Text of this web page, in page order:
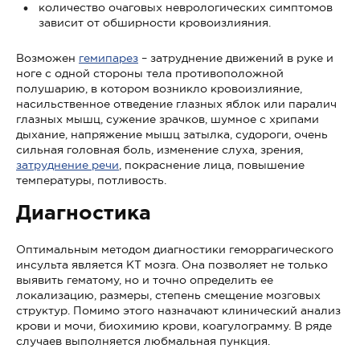
количество очаговых неврологических симптомов
зависит от обширности кровоизлияния.
Возможен гемипарез – затруднение движений в руке и
ноге с одной стороны тела противоположной
полушарию, в котором возникло кровоизлияние,
насильственное отведение глазных яблок или паралич
глазных мышц, сужение зрачков, шумное с хрипами
дыхание, напряжение мышц затылка, судороги, очень
сильная головная боль, изменение слуха, зрения,
затруднение речи , покраснение лица, повышение
температуры, потливость.
Диагностика
Оптимальным методом диагностики геморрагического
инсульта является КТ мозга. Она позволяет не только
выявить гематому, но и точно определить ее
локализацию, размеры, степень смещение мозговых
структур. Помимо этого назначают клинический анализ
крови и мочи, биохимию крови, коагулограмму. В ряде
случаев выполняется любмальная пункция.